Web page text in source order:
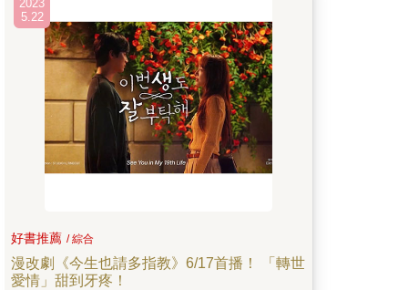
2023
5.22
好書推薦 / 綜合
漫改劇《今生也請多指教》6/17首播！ 「轉世
愛情」甜到牙疼！